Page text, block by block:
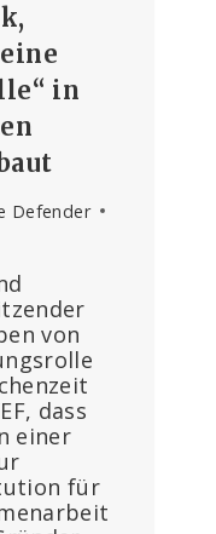
in
Defender
von
dass
einer
für